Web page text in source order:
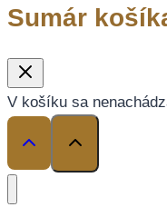
Sumár
V košíku sa